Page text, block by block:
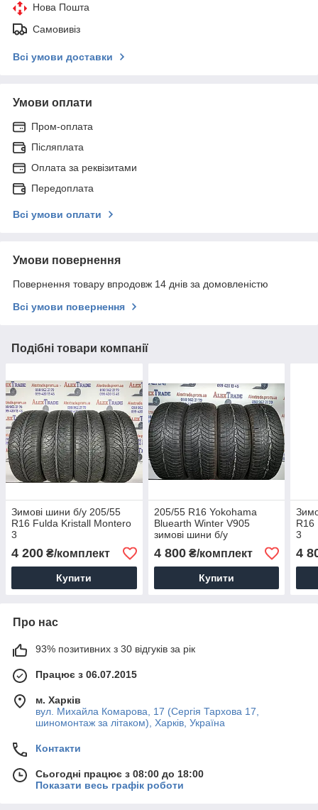
Нова Пошта
Самовивіз
Всі умови доставки
Умови оплати
Пром-оплата
Післяплата
Оплата за реквізитами
Передоплата
Всі умови оплати
Умови повернення
Повернення товару впродовж 14 днів за домовленістю
Всі умови повернення
Подібні товари компанії
Зимові шини б/у 205/55
R16 Fulda Kristall Montero
3
4 200 ₴/комплект
Купити
205/55 R16 Yokohama
Bluearth Winter V905
зимові шини б/у
4 800₴/комплект
Купити
R16
3
4
Про нас
93% позитивних з 30 відгуків за рік
Працює з 06.07.2015
м. Харків
вул. Михайла Комарова, 17 (Сергія Тархова 17,
шиномонтаж за літаком), Харків, Україна
Контакти
Сьогодні працює з 08:00 до 18:00
Показати весь графік роботи